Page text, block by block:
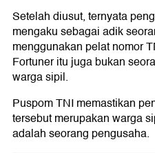
Setelah diusut, ternyata
mengaku sebagai adik
menggunakan pelat nomor
Fortuner itu juga bukan
warga sipil.
Puspom TNI memastikan
tersebut merupakan warga
adalah seorang pengusaha.